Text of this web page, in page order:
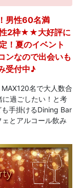
男性60名満
2枠★★大好評に
！夏のイベント
なので出会いも
受付中♪
名で大人数合
過ごしたい！と考
手掛けるDining Bar
とアルコール飲み